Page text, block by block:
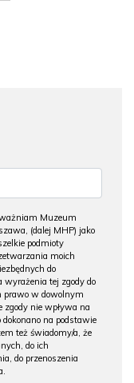
Muzeum
(dalej MHP) jako
podmioty
moich
do
tej zgody do
prawo w dowolnym
zgody nie wpływa na
na podstawie
też świadomy/a, że
do ich
do przenoszenia